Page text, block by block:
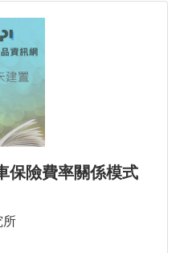
保險費率關係模式
所